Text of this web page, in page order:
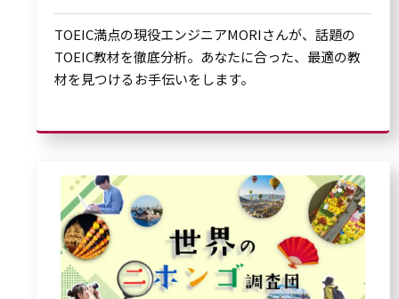
TOEIC満点の現役エンジニアMORIさんが、話題の
TOEIC教材を徹底分析。あなたに合った、最適の教
材を見つけるお手伝いをします。